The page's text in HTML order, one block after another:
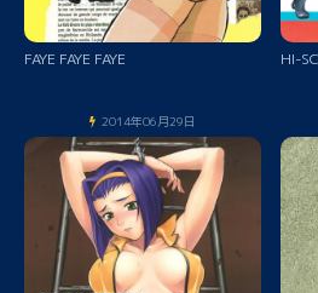
FAYE FAYE FAYE HI-
2014年06月29日